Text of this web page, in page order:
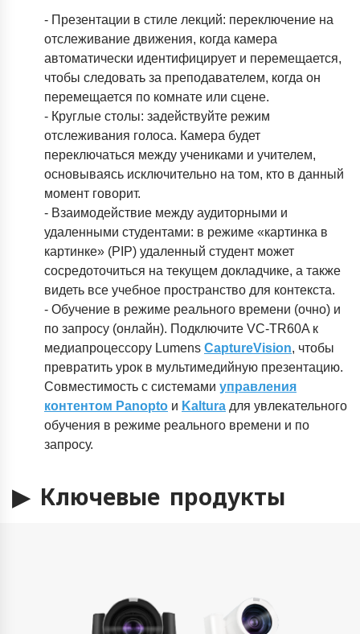
- Презентации в стиле лекций: переключение на
отслеживание движения, когда камера
автоматически идентифицирует и перемещается,
чтобы следовать за преподавателем, когда он
перемещается по комнате или сцене.
- Круглые столы: задействуйте режим
отслеживания голоса. Камера будет
переключаться между учениками и учителем,
основываясь исключительно на том, кто в данный
момент говорит.
- Взаимодействие между аудиторными и
удаленными студентами: в режиме «картинка в
картинке» (PIP) удаленный студент может
сосредоточиться на текущем докладчике, а также
видеть все учебное пространство для контекста.
- Обучение в режиме реального времени (очно) и
по запросу (онлайн). Подключите VC-TR60A к
медиапроцессору Lumens CaptureVision, чтобы
превратить урок в мультимедийную презентацию.
Совместимость с системами управления
контентом Panopto и Kaltura для увлекательного
обучения в режиме реального времени и по
запросу.
▶ Ключевые продукты